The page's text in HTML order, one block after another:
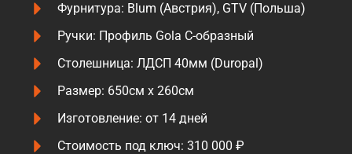
Фурнитура: Blum (Австрия), GTV (Польша)
Ручки: Профиль Gola С-образный
Столешница: ЛДСП 40мм (Duropal)
Размер: 650см х 260см
Изготовление: от 14 дней
Стоимость под ключ: 310 000 ₽